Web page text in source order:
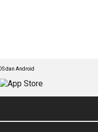
dan Android